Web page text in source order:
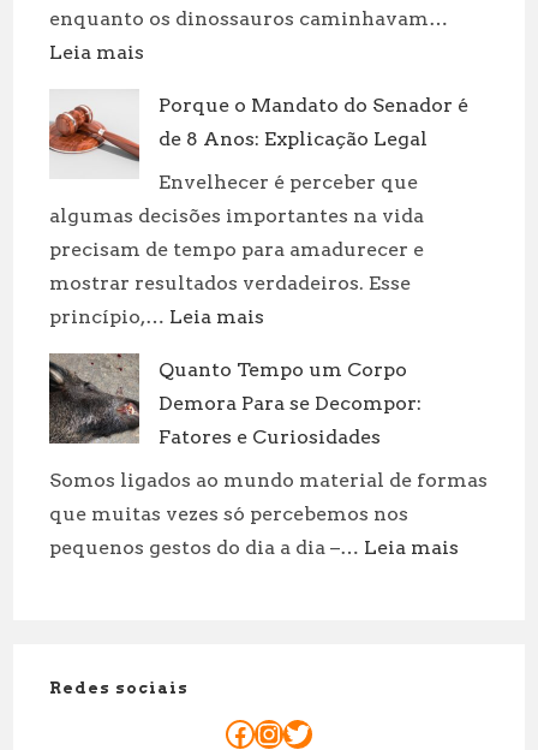
enquanto os dinossauros caminhavam…
Leia mais
Aquáticos:
Tipos
Porque o Mandato do Senador é
de 8 Anos: Explicação Legal
Envelhecer é perceber que
algumas decisões importantes na vida
precisam de tempo para amadurecer e
mostrar resultados verdadeiros. Esse
princípio,… Leia mais
o
Mandato
do
de
8
Quanto Tempo um Corpo
Demora Para se Decompor:
Fatores e Curiosidades
Somos ligados ao mundo material de formas
que muitas vezes só percebemos nos
pequenos gestos do dia a dia –… Leia mais
Redes sociais
Facebook
Instagram
Twitter